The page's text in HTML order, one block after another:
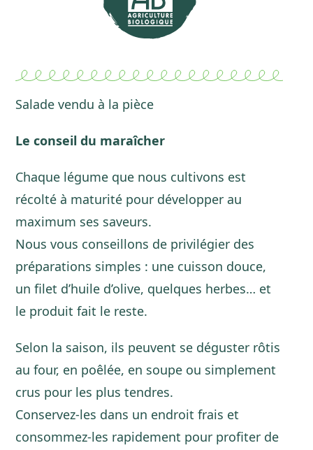
Salade vendu à la pièce
Le conseil du maraîcher
Chaque légume que nous cultivons est
récolté à maturité pour développer au
maximum ses saveurs.
Nous vous conseillons de privilégier des
préparations simples : une cuisson douce,
un filet d’huile d’olive, quelques herbes… et
le produit fait le reste.
Selon la saison, ils peuvent se déguster rôtis
au four, en poêlée, en soupe ou simplement
crus pour les plus tendres.
Conservez-les dans un endroit frais et
consommez-les rapidement pour profiter de